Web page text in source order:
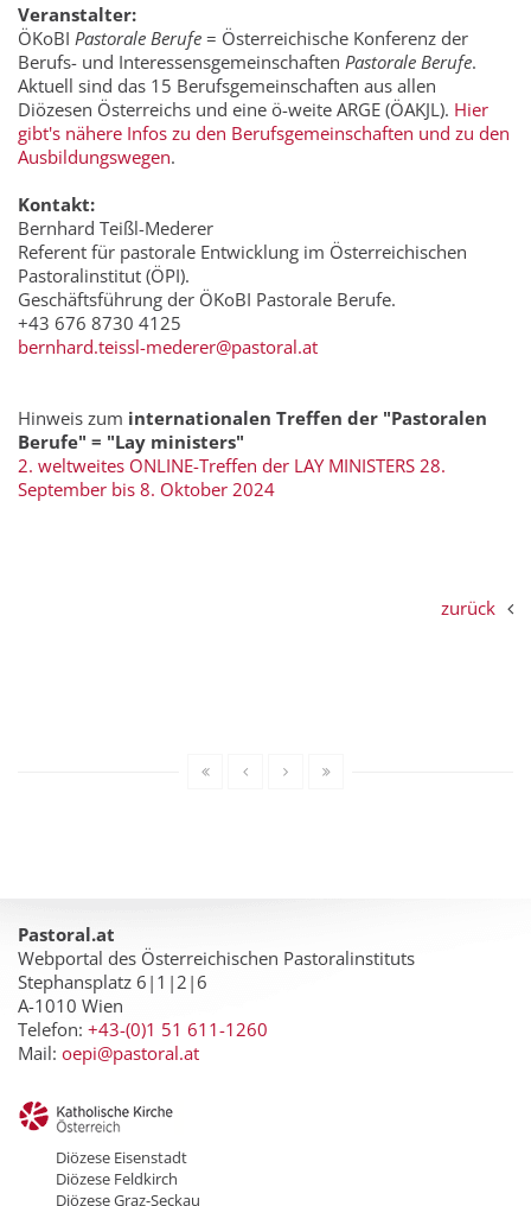
Veranstalter:
ÖKoBI Pastorale Berufe = Österreichische Konferenz der
Berufs- und Interessensgemeinschaften Pastorale Berufe.
Aktuell sind das 15 Berufsgemeinschaften aus allen
Diözesen Österreichs und eine ö-weite ARGE (ÖAKJL). Hier
gibt's nähere Infos zu den Berufsgemeinschaften und zu den
Ausbildungswegen.
Kontakt:
Bernhard Teißl-Mederer
Referent für pastorale Entwicklung im Österreichischen
Pastoralinstitut (ÖPI).
Geschäftsführung der ÖKoBI Pastorale Berufe.
+43 676 8730 4125
bernhard.teissl-mederer@pastoral.at
Hinweis zum internationalen Treffen der "Pastoralen
Berufe" = "Lay ministers"
2. weltweites ONLINE-Treffen der LAY MINISTERS 28.
September bis 8. Oktober 2024
zurück
Pastoral.at
Webportal des Österreichischen Pastoralinstituts
Stephansplatz 6|1|2|6
A-1010 Wien
Telefon: +43-(0)1 51 611-1260
Mail: oepi@pastoral.at
Diözese Eisenstadt
Diözese Feldkirch
Diözese Graz-Seckau